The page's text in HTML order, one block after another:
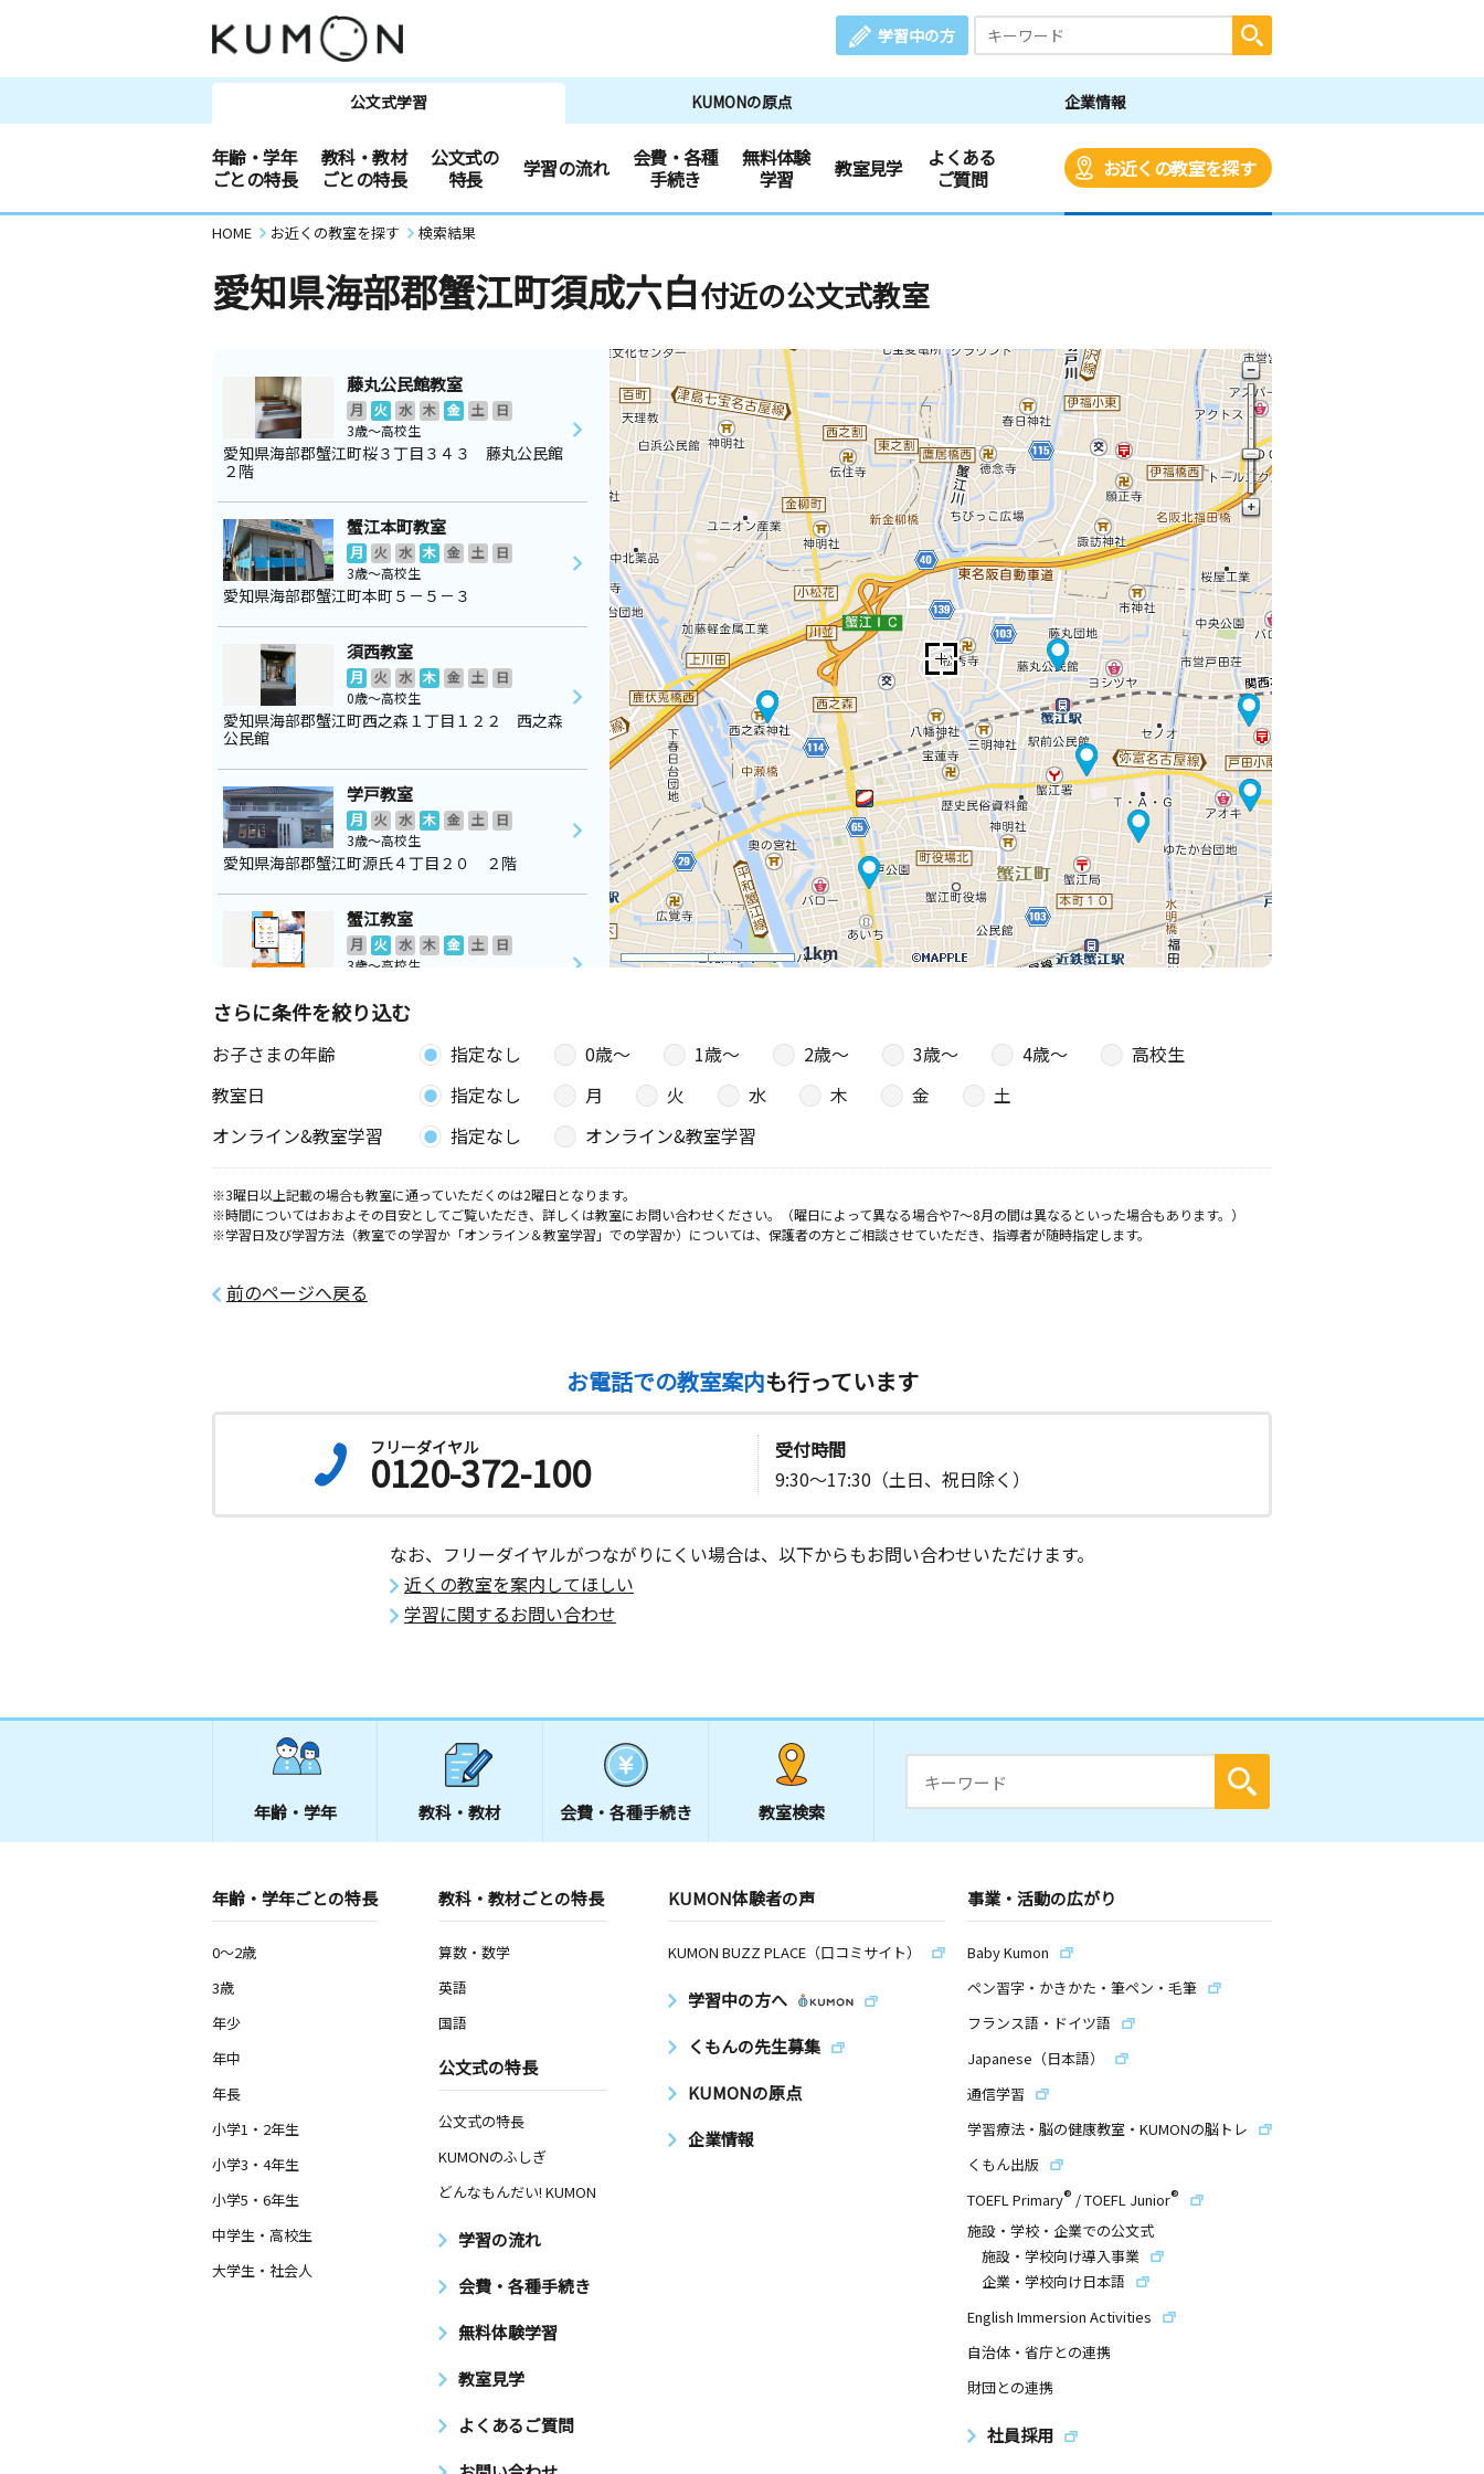
学習中の方
公文式学習 KUMONの原点 企業情報
年齢・学年
ごとの特長
教科・教材
ごとの特長
公文式の
特長
学習の流れ
会費・各種
手続き
無料体験
学習
教室見学
よくある
ご質問
お近くの教室を探す
HOME お近くの教室を探す 検索結果
愛知県海部郡蟹江町須成六白付近の公文式教室
1km
藤丸公民館教室
月 火 水 木 金 土
日
3歳～高校生
愛知県海部郡蟹江町桜３丁目３４３ 藤丸公民館
２階
蟹江本町教室
月 火 水 木 金 土
日
3歳～高校生
愛知県海部郡蟹江町本町５－５－３
須西教室
月 火 水 木 金 土
日
0歳～高校生
愛知県海部郡蟹江町西之森１丁目１２２ 西之森
公民館
学戸教室
月 火 水 木 金 土
日
3歳～高校生
愛知県海部郡蟹江町源氏４丁目２０ ２階
蟹江教室
月 火 水 木 金 土
日
3歳～高校生
ｅｔＶｉｌｌａ２０２号
木 金 土
日
愛知県名古屋市中川区戸田１丁目２９１５番地
富田地区会館教室
月 火 水 木 金 土
日
3歳～中学生
さらに条件を絞り込む
お子さまの年齢 指定なし 0歳〜 1歳〜 2歳〜 3歳〜 4歳〜
高校生
教室日
指定なし 月 火 水 木 金
土
オンライン&教室学習
指定なし オンライン&教室学習
※3曜日以上記載の場合も教室に通っていただくのは2曜日となります。
※時間についてはおおよその目安としてご覧いただき、詳しくは教室にお問い合わせください。（曜日によって異なる場合や7～8月の間は異なるといった場合もあります。）
※学習日及び学習方法（教室での学習か「オンライン＆教室学習」での学習か）については、保護者の方とご相談させていただき、指導者が随時指定します。
前のページへ戻る
お電話での教室案内も行っています
フリーダイヤル
0120-372-100
受付時間
9:30～17:30（土日、祝日除く）
なお、フリーダイヤルがつながりにくい場合は、以下からもお問い合わせいただけます。
近くの教室を案内してほしい
学習に関するお問い合わせ
年齢・学年 教科・教材 会費・ 各種手続き 教室検索
年齢・学年ごとの特長
0～2歳
3歳
年少
年中
年長
小学1・2年生
小学3・4年生
小学5・6年生
中学生・高校生
大学生・社会人
教科・教材ごとの特長
算数・数学
英語
国語
公文式の特長
公文式の特長
KUMONのふしぎ
どんなもんだい! KUMON
学習の流れ
会費・各種手続き
無料体験学習
教室見学
よくあるご質問
KUMON体験者の声
KUMON BUZZ PLACE（口コミサイト）
学習中の方へ
くもんの先生募集
KUMONの原点
企業情報
事業・活動の広がり
Baby Kumon
ペン習字・かきかた・筆ペン・毛筆
フランス語・ドイツ語
Japanese（日本語）
通信学習
学習療法・脳の健康教室・KUMONの脳トレ
くもん出版
TOEFL Primary® /TOEFL Junior®
施設・学校・企業での公文式
施設・学校向け導入事業
企業・学校向け日本語
English Immersion Activities
自治体・省庁との連携
財団との連携
社員採用